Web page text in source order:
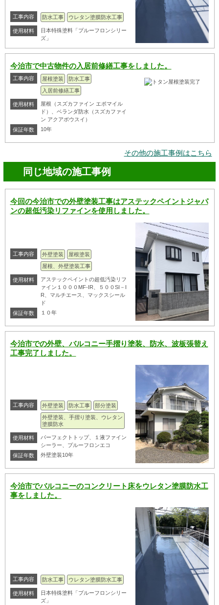
工事内容 防水工事 ウレタン塗膜防水工事
使用材料
日本特殊塗料「プルーフロンシリー
ズ」
今治市で中古物件の入居前修繕工事をしました。
工事内容 屋根塗装
防水工事
入居前修繕工事
使用材料
屋根（スズカファイン エポマイル
ド）、ベランダ防水（スズカファイ
ン アクアボウスイ）
保証年数
10年
その他の施工事例はこちら
同じ地域の施工事例
今回の今治市での外壁塗装工事はアステックペイントジャパ
ンの超低汚染リファインを使用しました。
工事内容 外壁塗装
屋根塗装
屋根、外壁塗装工事
使用材料
アステックペイントの超低汚染リフ
ァイン１０００MF-IR、５００SI－I
R、マルチエース、マックスシール
ド
保証年数
１０年
今治市での外壁、バルコニー手摺り塗装、防水、波板張替え
工事完了しました。
工事内容 外壁塗装 防水工事
部分塗装
外壁塗装、手摺り塗装、ウレタン
塗膜防水
使用材料
パーフェクトトップ、１液ファイン
シーラー、プルーフロンエコ
保証年数
外壁塗装10年
今治市でバルコニーのコンクリート床をウレタン塗膜防水工
事をしました。
工事内容 防水工事 ウレタン塗膜防水工事
使用材料
日本特殊塗料「プルーフロンシリー
ズ」